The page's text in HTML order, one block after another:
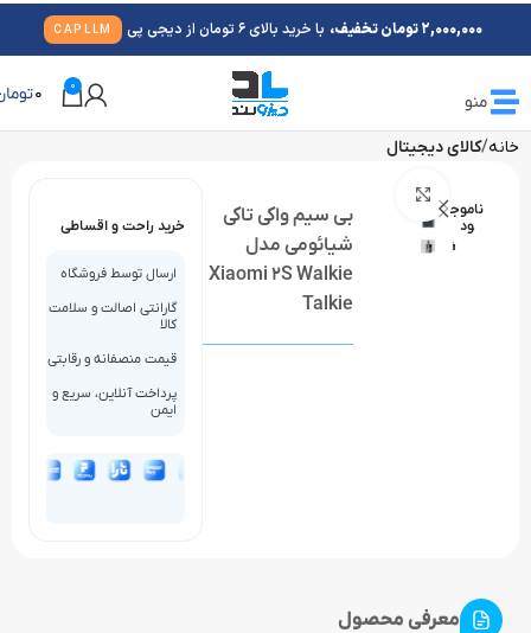
منو
0
0
خانه کالای دیجیتال
ناموج
ود
بی سیم واکی تاکی
شیائومی مدل
Xiaomi 2S Walkie
Talkie
خرید راحت و اقساطی
ارسال توسط فروشگاه
گارانتی اصالت و سلامت
کالا
قیمت منصفانه و رقابتی
پرداخت آنلاین، سریع و
ایمن
معرفی محصول
2,000,000 تومان تخفیف، با خرید بالای 6 تومان از دیجی پی CAPLLM